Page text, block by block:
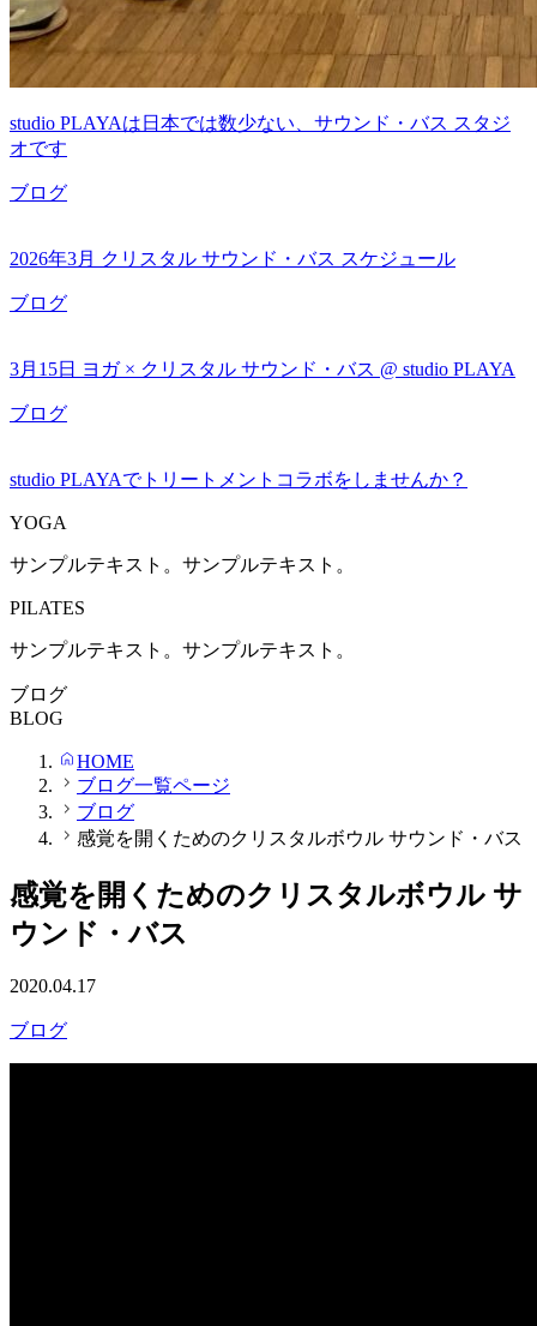
studio PLAYAは日本では数少ない、サウンド・バス スタジ
オです
ブログ
2026年3月 クリスタル サウンド・バス スケジュール
ブログ
3月15日 ヨガ × クリスタル サウンド・バス @ studio PLAYA
ブログ
studio PLAYAでトリートメントコラボをしませんか？
YOGA
サンプルテキスト。サンプルテキスト。
PILATES
サンプルテキスト。サンプルテキスト。
ブログ
BLOG
HOME
ブログ一覧ページ
ブログ
感覚を開くためのクリスタルボウル サウンド・バス
感覚を開くためのクリスタルボウル サ
ウンド・バス
2020.04.17
ブログ